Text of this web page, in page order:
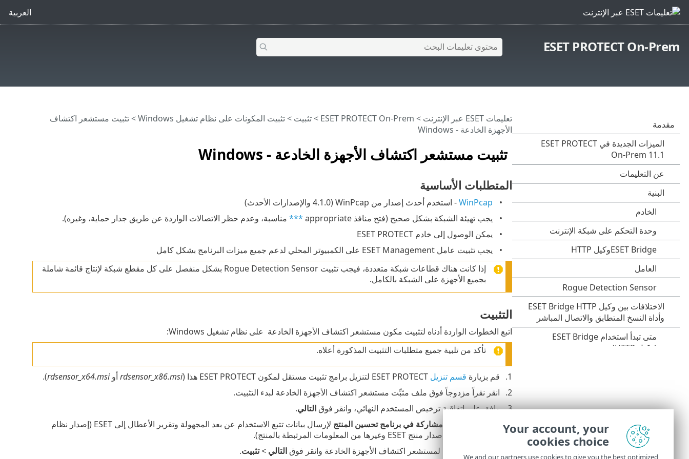
العربية
ESET PROTECT On-Prem
تثبيت مستشعر اكتشاف الأجهزة الخادعة - Windows
تعليمات ESET عبر الإنترنت >
ESET PROTECT On-Prem
>تثبيت >تثبيت المكونات على نظام تشغيل Windows
> تثبيت مستشعر اكتشاف
الأجهزة الخادعة - Windows
المتطلبات الأساسية
WinPcap- استخدم أحدث إصدار من WinPcap (4.1.0 والإصدارات الأحدث)
يجب تهيئة الشبكة بشكل صحيح (فتح منافذ appropriate
***مناسبة، وعدم حظر الاتصالات الواردة عن طريق جدار حماية، وغيره).
يمكن الوصول إلى خادم ESET PROTECT
يجب تثبيت عامل ‎ESET Management على الكمبيوتر المحلي لدعم جميع ميزات البرنامج بشكل كامل
إذا كانت هناك قطاعات شبكة متعددة، فيجب تثبيت Rogue Detection Sensor بشكل منفصل على كل مقطع شبكة لإنتاج قائمة شاملة
بجميع الأجهزة على الشبكة بالكامل.
التثبيت
اتبع الخطوات الواردة أدناه لتثبيت مكون مستشعر اكتشاف الأجهزة الخادعة ‎ على نظام تشغيل Windows:
تأكد من تلبية جميع متطلبات التثبيت المذكورة أعلاه.
قم بزيارة قسم تنزيل rdsensor_x86.msiأوrdsensor_x64.msi
).
انقر نقراً مزدوجاً فوق ملف مثبِّت مستشعر اكتشاف الأجهزة الخادعة لبدء التثبيت.
وافق على اتفاقية ترخيص المستخدم النهائي، وانقر فوقالتالي.
مشاركة في برنامج تحسين المنتج
لإرسال بيانات تتبع الاستخدام عن بعد المجهولة وتقرير الأعطال إلى ESET (إصدار نظام
التشغيل ونوعه وإصدار منتج ESET وغيرها من المعلومات المرتبطة بالمنتج).
حدد موقع التثبيت لمستشعر اكتشاف الأجهزة الخادعة وانقر فوقالتالي >تثبيت.
Your account, your
cookies choice
We and our partners use cookies to give you the best optimized